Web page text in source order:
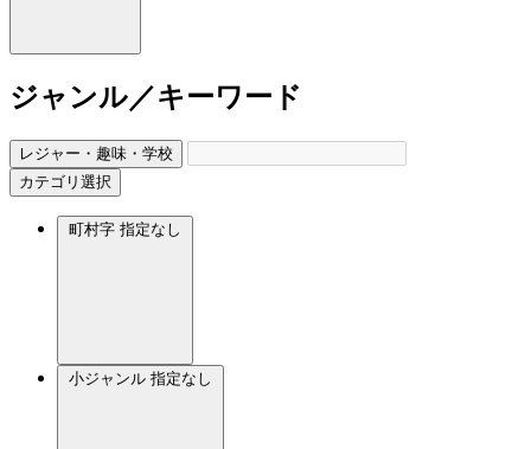
ジャンル／キーワード
レジャー・趣味・学校
カテゴリ選択
町村字 指定なし
小ジャンル 指定なし